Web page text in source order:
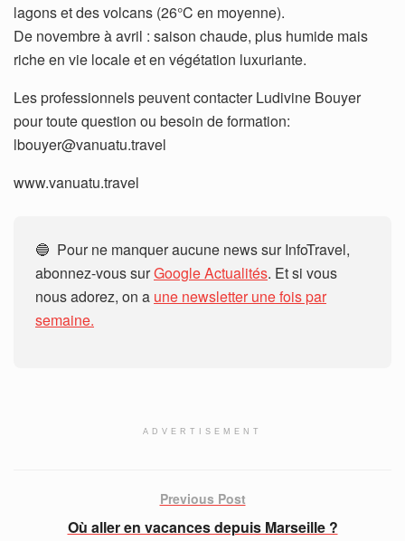
lagons et des volcans (26°C en moyenne).
De novembre à avril : saison chaude, plus humide mais
riche en vie locale et en végétation luxuriante.
Les professionnels peuvent contacter Ludivine Bouyer
pour toute question ou besoin de formation:
lbouyer@vanuatu.travel
www.vanuatu.travel
🔵 Pour ne manquer aucune news sur InfoTravel,
abonnez-vous surGoogle Actualités. Et si vous
nous adorez, on a une newsletter une fois par
semaine.
ADVERTISEMENT
Previous Post
Où aller en vacances depuis Marseille ?